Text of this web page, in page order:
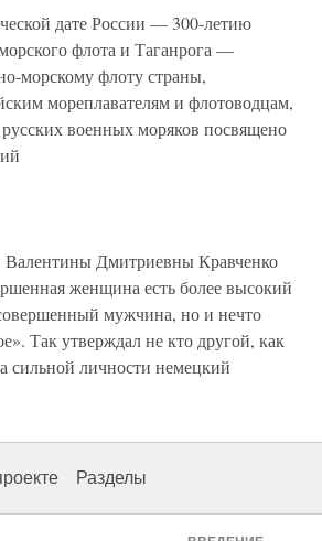
дате России — 300-летию
флота и Таганрога —
морскому флоту страны,
мореплавателям и флотоводцам,
военных моряков посвящено
Валентины Дмитриевны Кравченко
женщина есть более высокий
мужчина, но и нечто
Так утверждал не кто другой, как
сильной личности немецкий
Разделы